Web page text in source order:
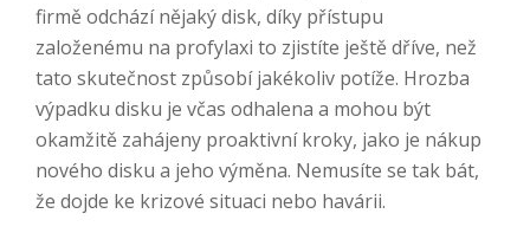
firmě odchází nějaký disk, díky přístupu
založenému na profylaxi to zjistíte ještě dříve, než
tato skutečnost způsobí jakékoliv potíže. Hrozba
výpadku disku je včas odhalena a mohou být
okamžitě zahájeny proaktivní kroky, jako je nákup
nového disku a jeho výměna. Nemusíte se tak bát,
že dojde ke krizové situaci nebo havárii.